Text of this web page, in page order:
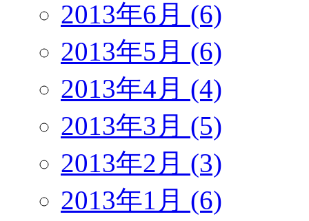
2013年6月 (6)
2013年5月 (6)
2013年4月 (4)
2013年3月 (5)
2013年2月 (3)
2013年1月 (6)